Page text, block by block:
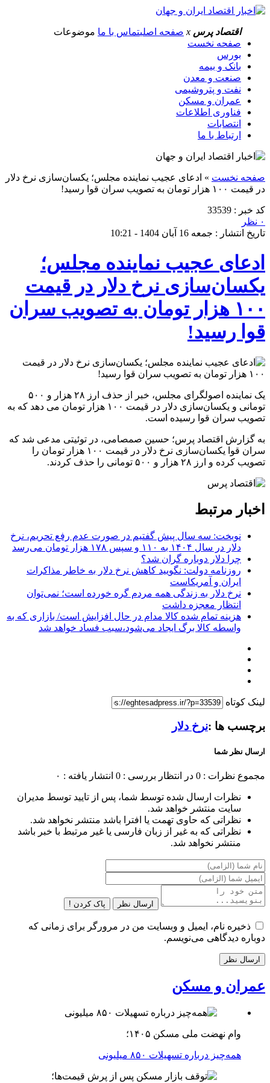
اقتصاد پرس x صفحه اصلیتماس با ما موضوعات
صفحه نخست
بورس
بانک و بیمه
صنعت و معدن
نفت و پتروشیمی
عمران و مسکن
فناوری اطلاعات
انتصابات
ارتباط با ما
صفحه نخست » ادعای عجیب نماینده مجلس؛ یکسان‌سازی نرخ دلار
در قیمت ۱۰۰ هزار تومان به تصویب سران قوا رسید!
کد خبر : 33539
۰ نظر
تاریخ انتشار : جمعه 16 آبان 1404 - 10:21
ادعای عجیب نماینده مجلس؛
یکسان‌سازی نرخ دلار در قیمت
۱۰۰ هزار تومان به تصویب سران
قوا رسید!
یک نماینده اصولگرای مجلس، خبر از حذف ارز ۲۸ هزار و ۵۰۰
تومانی و یکسان‌سازی دلار در قیمت ۱۰۰ هزار تومان می دهد که به
تصویب سران قوا رسیده است.
به گزارش اقتصاد پرس؛ حسین صمصامی، در توئیتی مدعی شد که
سران قوا یکسان‌سازی نرخ دلار در قیمت ۱۰۰ هزار تومان را
تصویب کرده و ارز ۲۸ هزار و ۵۰۰ تومانی را حذف کردند.
اخبار مرتبط
نوبخت: سه سال پیش گفتیم در صورت عدم رفع تحریم، نرخ
دلار در سال ۱۴۰۴ به ۱۱۰ و سپس ۱۷۸ هزار تومان می‌رسد
چرا دلار دوباره گران شد؟
روزنامه دولت: نگویید کاهش نرخ دلار به خاطر مذاکرات
ایران و آمریکاست
نرخ دلار به زندگی همه مردم گره خورده است؛ نمی‌توان
انتظار معجزه داشت
هزینه تمام شده کالا مدام در حال افزایش است/ بازاری که به
واسطه کالا برگ ایجاد می‌شود،سبب فساد خواهد شد
لینک کوتاه
برچسب ها :نرخ دلار
ارسال نظر شما
مجموع نظرات : 0 در انتظار بررسی : 0 انتشار یافته : ۰
نظرات ارسال شده توسط شما، پس از تایید توسط مدیران
سایت منتشر خواهد شد.
نظراتی که حاوی تهمت یا افترا باشد منتشر نخواهد شد.
نظراتی که به غیر از زبان فارسی یا غیر مرتبط با خبر باشد
منتشر نخواهد شد.
ارسال نظر پاک کردن !
ذخیره نام، ایمیل و وبسایت من در مرورگر برای زمانی که
دوباره دیدگاهی می‌نویسم.
عمران و مسکن
وام نهضت ملی مسکن ۱۴۰۵؛
همه‌چیز درباره تسهیلات ۸۵۰ میلیونی